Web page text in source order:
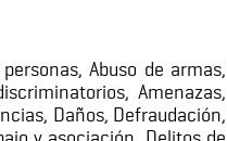
Abuso de armas,
Amenazas,
Daños, Defraudación,